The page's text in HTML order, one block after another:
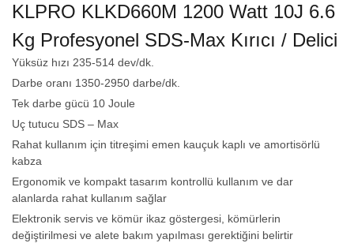
KLPRO KLKD660M 1200 Watt 10J 6.6
Kg Profesyonel SDS-Max Kırıcı / Delici
Yüksüz hızı 235-514 dev/dk.
Darbe oranı 1350-2950 darbe/dk.
Tek darbe gücü 10 Joule
Uç tutucu SDS – Max
Rahat kullanım için titreşimi emen kauçuk kaplı ve amortisörlü
kabza
Ergonomik ve kompakt tasarım kontrollü kullanım ve dar
alanlarda rahat kullanım sağlar
Elektronik servis ve kömür ikaz göstergesi, kömürlerin
değiştirilmesi ve alete bakım yapılması gerektiğini belirtir